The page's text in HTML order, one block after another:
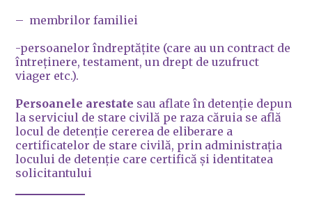
– membrilor familiei
-persoanelor îndreptățite (care au un contract de
întreținere, testament, un drept de uzufruct
viager etc.).
Persoanele arestate sau aflate în detenție depun
la serviciul de stare civilă pe raza căruia se află
locul de detenție cererea de eliberare a
certificatelor de stare civilă, prin administrația
locului de detenție care certifică şi identitatea
solicitantului